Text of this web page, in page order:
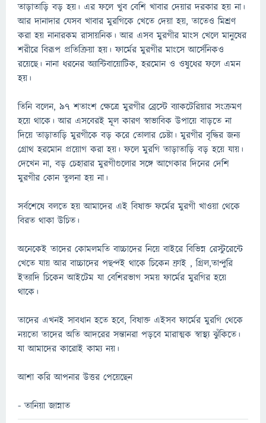
তাড়াতাড়ি বড় হয়। এর ফলে খুব বেশি খাবার দেয়ার দরকার হয় না।
আর দানাদার যেসব খাবার মুরগিকে খেতে দেয়া হয়, তাতেও মিশ্রণ
করা হয় নানারকম রাসায়নিক। আর এসব মুরগীর মাংস খেলে মানুষের
শরীরে বিরূপ প্রতিক্রিয়া হয়। ফার্মের মুরগীর মাংসে আর্সেনিকও
রয়েছে। নানা ধরনের অ্যান্টিবায়োটিক, হরমোন ও ওষুধের ফলে এমন
হয়।
তিনি বলেন, ৯৭ শতাংশ ক্ষেত্রে মুরগীর ব্রেস্টে ব্যাকটেরিয়ার সংক্রমণ
হয়ে থাকে। আর এসবেরই মূল কারণ স্বাভাবিক উপায়ে বাড়তে না
দিয়ে তাড়াতাড়ি মুরগীকে বড় করে তোলার চেষ্টা। মুরগীর বৃদ্ধির জন্য
গ্রোথ হরমোন প্রয়োগ করা হয়। ফলে মুরগি তাড়াতাড়ি বড় হয়ে যায়।
দেখেন না, বড় চেহারার মুরগীগুলোর সঙ্গে আগেকার দিনের দেশি
মুরগীর কোন তুলনা হয় না।
সর্বশেষে বলতে হয় আমাদের এই বিষাক্ত ফর্মের মুরগী খাওয়া থেকে
বিরত থাকা উচিত।
অনেকেই তাদের কোমলমতি বাচ্চাদের নিয়ে বাইরে বিভিন্ন রেস্টুরেন্টে
খেতে যায় আর বাচ্চাদের পছন্দই থাকে চিকেন ফ্রাই , গ্রিল,তান্দুরি
ইত্যাদি চিকেন আইটেম যা বেশিরভাগ সময় ফার্মের মুরগির হয়ে
থাকে।
তাদের এখনই সাবধান হতে হবে, বিষাক্ত এইসব ফার্মের মুরগি থেকে
নয়তো তাদের অতি আদরের সন্তানরা পড়বে মারাত্মক স্বাস্থ্য ঝুঁকিতে।
যা আমাদের কারোই কাম্য নয়।
আশা করি আপনার উত্তর পেয়েছেন
- তানিয়া জান্নাত